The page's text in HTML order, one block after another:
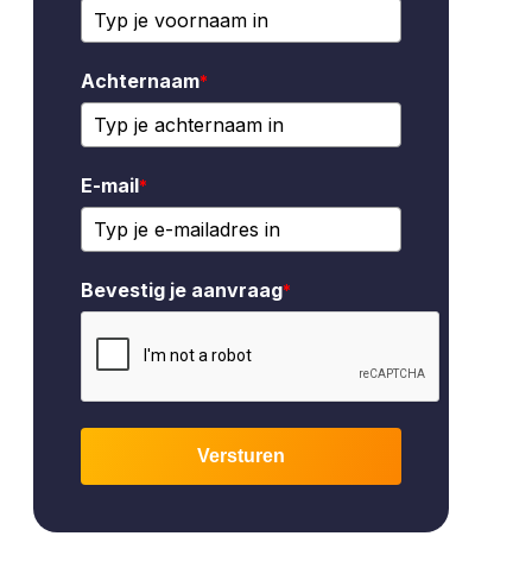
Achternaam*
E-mail*
Bevestig je aanvraag*
Versturen